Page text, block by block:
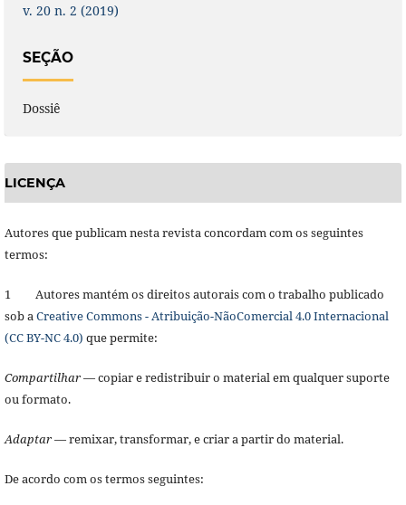
v. 20 n. 2 (2019)
SEÇÃO
Dossiê
LICENÇA
Autores que publicam nesta revista concordam com os seguintes
termos:
1 Autores mantém os direitos autorais com o trabalho publicado
sob a Creative Commons - Atribuição-NãoComercial 4.0 Internacional
(CC BY-NC 4.0) que permite:
Compartilhar— copiar e redistribuir o material em qualquer suporte
ou formato.
Adaptar— remixar, transformar, e criar a partir do material.
De acordo com os termos seguintes: